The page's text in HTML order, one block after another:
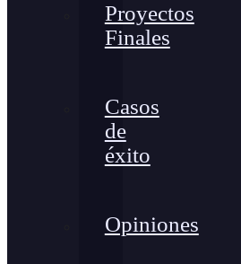
Proyectos
Finales
Casos
de
éxito
Opiniones